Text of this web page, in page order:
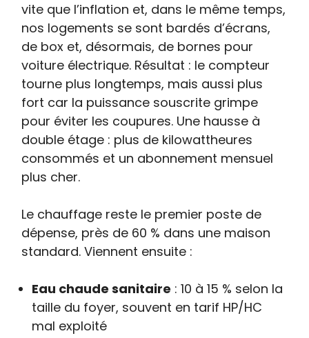
vite que l’inflation et, dans le même temps,
nos logements se sont bardés d’écrans,
de box et, désormais, de bornes pour
voiture électrique. Résultat : le compteur
tourne plus longtemps, mais aussi plus
fort car la puissance souscrite grimpe
pour éviter les coupures. Une hausse à
double étage : plus de kilowattheures
consommés et un abonnement mensuel
plus cher.
Le chauffage reste le premier poste de
dépense, près de 60 % dans une maison
standard. Viennent ensuite :
Eau chaude sanitaire : 10 à 15 % selon la
taille du foyer, souvent en tarif HP/HC
mal exploité